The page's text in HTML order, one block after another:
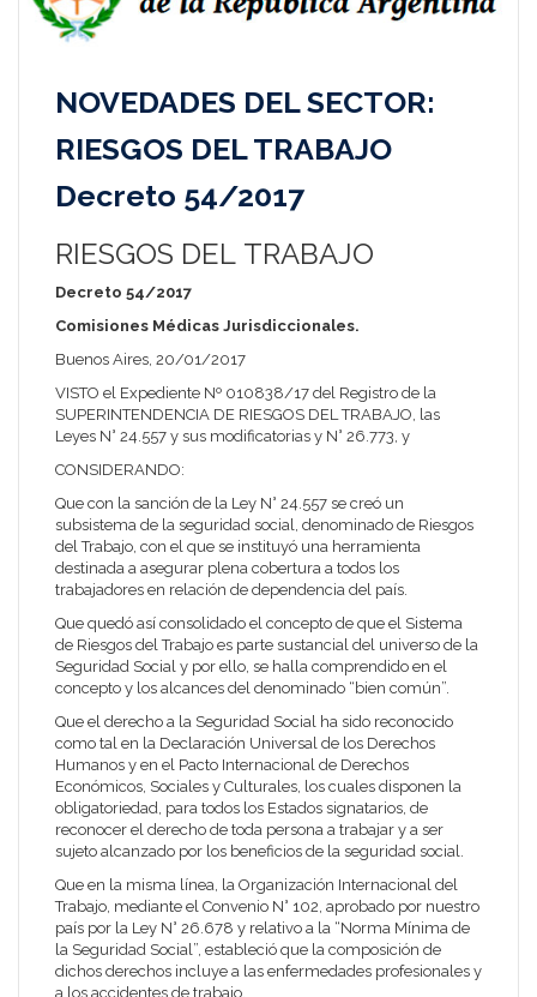
NOVEDADES DEL SECTOR:
RIESGOS DEL TRABAJO
Decreto 54/2017
RIESGOS DEL TRABAJO
Decreto 54/2017
Comisiones Médicas Jurisdiccionales.
Buenos Aires, 20/01/2017
VISTO el Expediente Nº 010838/17 del Registro de la
SUPERINTENDENCIA DE RIESGOS DEL TRABAJO , las
Leyes N° 24.557 y sus modificatorias y N° 26.773, y
CONSIDERANDO:
Que con la sanción de la Ley N° 24.557 se creó un
subsistema de la seguridad social, denominado de Riesgos
del Trabajo, con el que se instituyó una herramienta
destinada a asegurar plena cobertura a todos los
trabajadores en relación de dependencia del país.
Que quedó así consolidado el concepto de que el Sistema
de Riesgos del Trabajo es parte sustancial del universo de la
Seguridad Social y por ello, se halla comprendido en el
concepto y los alcances del denominado “bien común”.
Que el derecho a la Seguridad Social ha sido reconocido
como tal en la Declaración Universal de los Derechos
Humanos y en el Pacto Internacional de Derechos
Económicos, Sociales y Culturales, los cuales disponen la
obligatoriedad, para todos los Estados signatarios, de
reconocer el derecho de toda persona a trabajar y a ser
sujeto alcanzado por los beneficios de la seguridad social.
Que en la misma línea, la Organización Internacional del
Trabajo, mediante el Convenio N° 102, aprobado por nuestro
país por la Ley N° 26.678 y relativo a la “Norma Mínima de
la Seguridad Social”, estableció que la composición de
dichos derechos incluye a las enfermedades profesionales y
a los accidentes de trabajo.